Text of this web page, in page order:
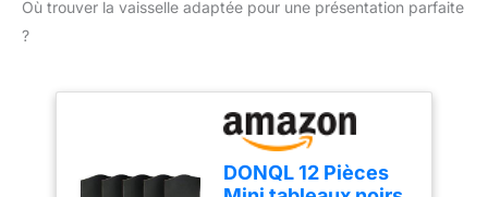
rendent le stérilisateur
AJUSTABLE : réglez
aisément la température
de votre stérilisateur
Où trouver la vaisselle adaptée pour une présentation parfaite
?
DONQL 12 Pièces